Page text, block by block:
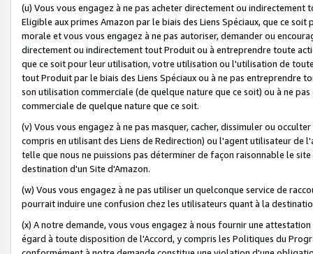
(u) Vous vous engagez à ne pas acheter directement ou
Eligible aux primes Amazon par le biais des Liens Spéciaux, que ce
morale et vous vous engagez à ne pas autoriser, demander ou
directement ou indirectement tout Produit ou à entreprendre toute
que ce soit pour leur utilisation, votre utilisation ou l'utilisation de
tout Produit par le biais des Liens Spéciaux ou à ne pas entreprendre
son utilisation commerciale (de quelque nature que ce soit) ou à ne
commerciale de quelque nature que ce soit.
(v) Vous vous engagez à ne pas masquer, cacher, dissimuler ou
compris en utilisant des Liens de Redirection) ou l'agent utilisateur
telle que nous ne puissions pas déterminer de façon raisonnable le
destination d'un Site d'Amazon.
(w) Vous vous engagez à ne pas utiliser un quelconque service de
pourrait induire une confusion chez les utilisateurs quant à la
(x) A notre demande, vous vous engagez à nous fournir une
égard à toute disposition de l'Accord, y compris les Politiques du